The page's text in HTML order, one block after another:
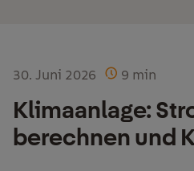
30. Juni 2026 9 min
Klimaanlage:
berechnen und